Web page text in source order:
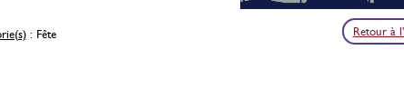
: Fête Retour à